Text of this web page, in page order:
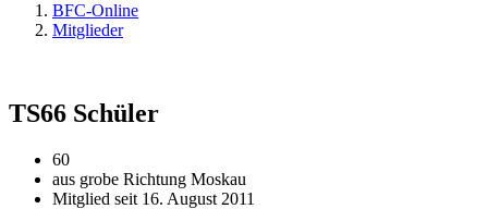
BFC-Online
Mitglieder
TS66 Schüler
60
aus grobe Richtung Moskau
Mitglied seit 16. August 2011